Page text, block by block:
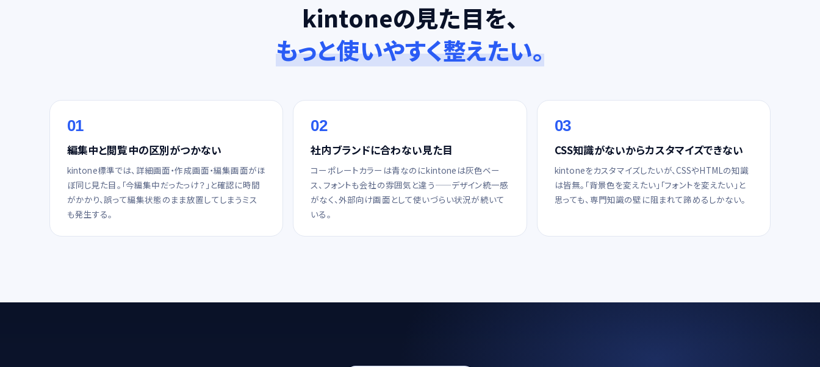
kintoneの見た目を、
もっと使いやすく整えたい。
01
編集中と閲覧中の区別がつかない
kintone標準では、詳細画面・作成画面・編集画面がほ
ぼ同じ見た目。「今編集中だったっけ？」と確認に時間
がかかり、誤って編集状態のまま放置してしまうミス
も発生する。
02
社内ブランドに合わない見た目
コーポレートカラーは青なのにkintoneは灰色ベー
ス、フォントも会社の雰囲気と違う——デザイン統一感
がなく、外部向け画面として使いづらい状況が続いて
いる。
03
CSS知識がないからカスタマイズできない
kintoneをカスタマイズしたいが、CSSやHTMLの知識
は皆無。「背景色を変えたい」「フォントを変えたい」と
思っても、専門知識の壁に阻まれて諦めるしかない。